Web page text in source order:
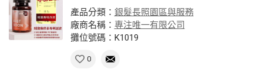
產品分類： 銀髮長照園區與服務
廠商名稱： 專注唯一有限公司
攤位號碼：K1019
0